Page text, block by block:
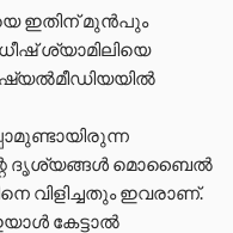
ഇതിന് മുൻപും
ശ്യാമിലിയെ
ദൃശ്യങ്ങൾ മൊബൈൽ
വിളിച്ചതും ഇവരാണ്.
കേട്ടാൽ